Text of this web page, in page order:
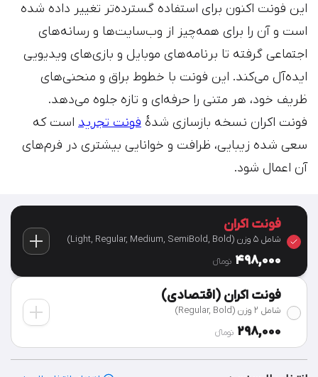
این فونت اکنون برای استفاده گسترده‌تر تغییر داده شده
است و آن را برای همه‌چیز از وب‌سایت‌ها و رسانه‌های
اجتماعی گرفته تا برنامه‌های موبایل و بازی‌های ویدیویی
ایده‌آل می‌کند. این فونت با خطوط براق و منحنی‌های
ظریف خود، هر متنی را حرفه‌ای و تازه جلوه می‌دهد.
فونت اکران نسخه بازسازی شدهٔ فونت تجرید است که
سعی شده زیبایی، ظرافت و خوانایی بیشتری در فرم‌های
آن اعمال شود.
فونت اکران
شامل 5 وزن (Light, Regular, Medium, SemiBold, Bold)
498,000 تومان‫ء‬
فونت اکران (اقتصادی)
شامل 2 وزن (Regular, Bold)
298,000 تومان‫ء‬